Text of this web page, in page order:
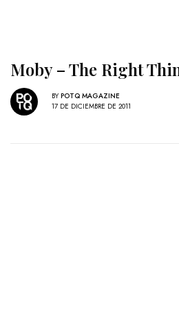
Moby – The Right
BY POTQ MAGAZINE
17 DE DICIEMBRE DE 2011